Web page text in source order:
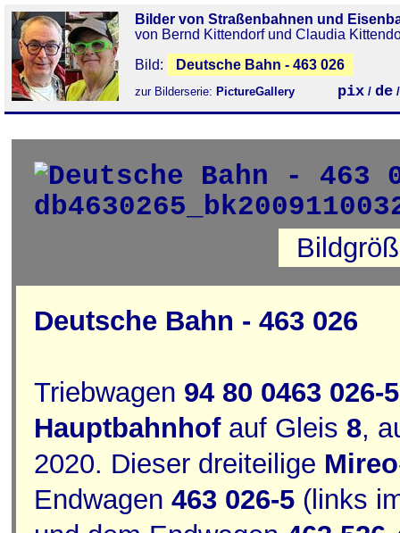
Bilder von Straßenbahnen und
von Bernd Kittendorf und Claudia
Bild:
Deutsche Bahn - 463 026
zur Bilderserie: PictureGallery pix / de
Deutsche Bahn - 463 026
Triebwagen 94 80 0463 026-
Hauptbahnhofauf Gleis 8,
2020. Dieser dreiteilige Mireo
Endwagen 463 026-5 (links